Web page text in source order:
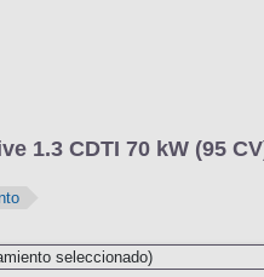
1.3 CDTI 70 kW (95